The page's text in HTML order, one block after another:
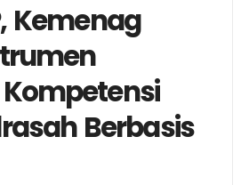
Kemenag
Berbasis